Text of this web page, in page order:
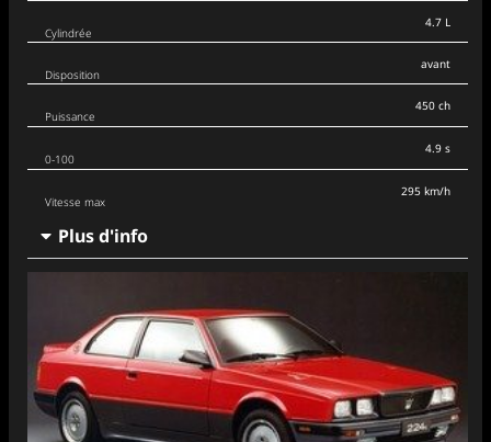
Cylindrée
Disposition
4.7 L
avant
Puissance
0-100
Vitesse max
450 ch
4.9 s
295 km/h
Plus d'info